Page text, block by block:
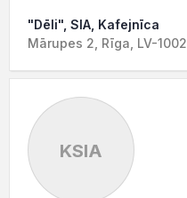
"Dēli", SIA, Kafejnīca
Mārupes 2, Rīga, LV-1002
KSIA